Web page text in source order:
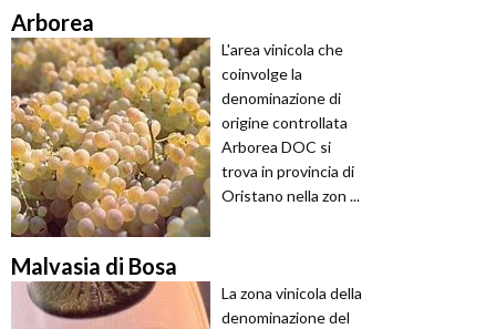
Arborea
L'area vinicola che
coinvolge la
denominazione di
origine controllata
Arborea DOC si
trova in provincia di
Oristano nella zon ...
Malvasia di Bosa
La zona vinicola della
denominazione del